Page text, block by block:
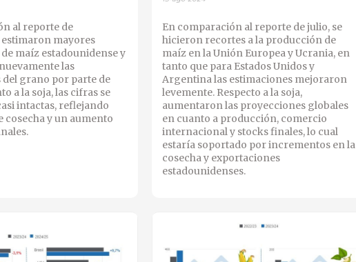
al reporte de
estimaron mayores
maíz estadounidense y
las
grano por parte de
a la soja, las cifras se
intactas, reflejando
cosecha y un aumento
En comparación al reporte de julio, se
hicieron recortes a la producción de
maíz en la Unión Europea y Ucrania, en
tanto que para Estados Unidos y
Argentina las estimaciones mejoraron
levemente. Respecto a la soja,
aumentaron las proyecciones globales
en cuanto a producción, comercio
internacional y stocks finales, lo cual
estaría soportado por incrementos en la
cosecha y exportaciones
estadounidenses.